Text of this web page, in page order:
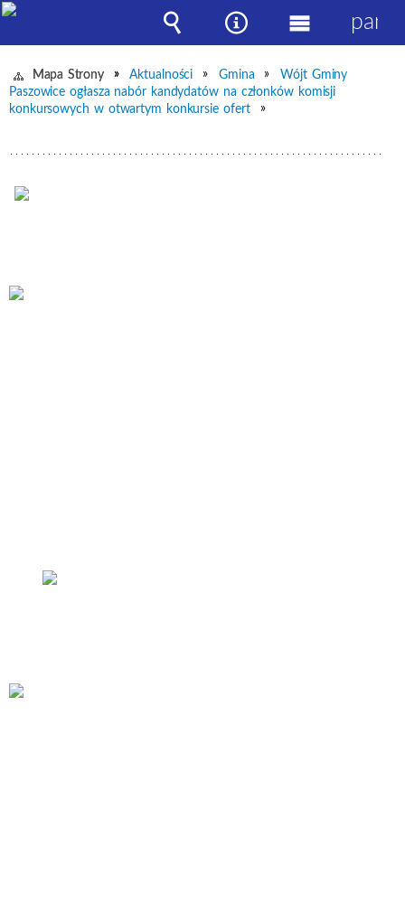
Mapa Strony Aktualności Gmina
Wójt Gminy
Paszowice ogłasza nabór kandydatów na członków komisji
konkursowych w otwartym konkursie ofert
Wyszukiwarka
Narzędzia
Menu
główne
panel